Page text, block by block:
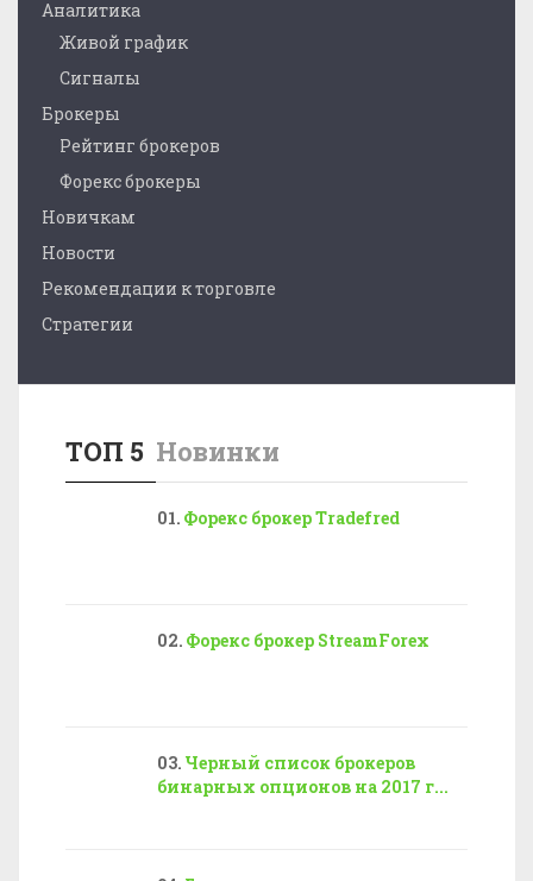
Аналитика
Живой график
Сигналы
Брокеры
Рейтинг брокеров
Форекс брокеры
Новичкам
Новости
Рекомендации к торговле
Стратегии
ТОП 5 Новинки
Форекс брокер Tradefred
Форекс брокер StreamForex
Черный список брокеров
бинарных опционов на 2017 г...